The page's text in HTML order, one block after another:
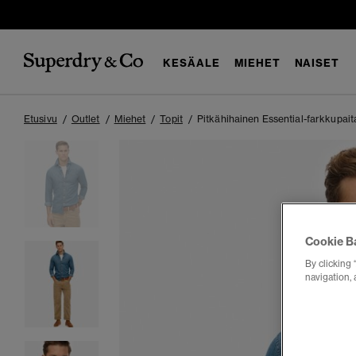
KESÄALE MIEHET NAISET
Etusivu Outlet Miehet Topit Pitkähihainen Essential-
Cookie
By clicking
navigation,